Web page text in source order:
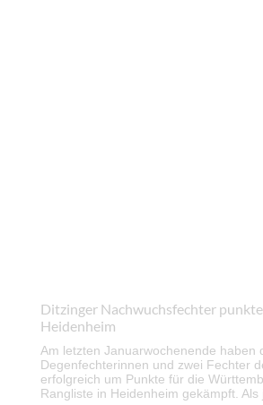
Ditzinger Nachwuchsfechter
Heidenheim
Am letzten Januarwochenende haben
Degenfechterinnen und zwei Fechter
erfolgreich um Punkte für die
Rangliste in Heidenheim gekämpft.